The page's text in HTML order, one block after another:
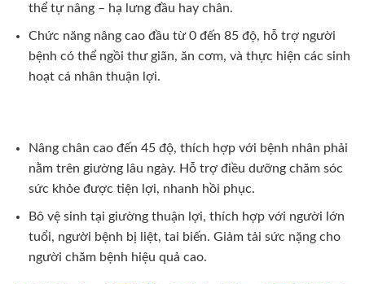
thể tự nâng – hạ lưng đầu hay chân.
Chức năng nâng cao đầu từ 0 đến 85 độ, hỗ trợ người
bệnh có thể ngồi thư giãn, ăn cơm, và thực hiện các sinh
hoạt cá nhân thuận lợi.
Nâng chân cao đến 45 độ, thích hợp với bệnh nhân phải
nằm trên giường lâu ngày. Hỗ trợ điều dưỡng chăm sóc
sức khỏe được tiện lợi, nhanh hồi phục.
Bô vệ sinh tại giường thuận lợi, thích hợp với người lớn
tuổi, người bệnh bị liệt, tai biến. Giảm tải sức nặng cho
người chăm bệnh hiệu quả cao.